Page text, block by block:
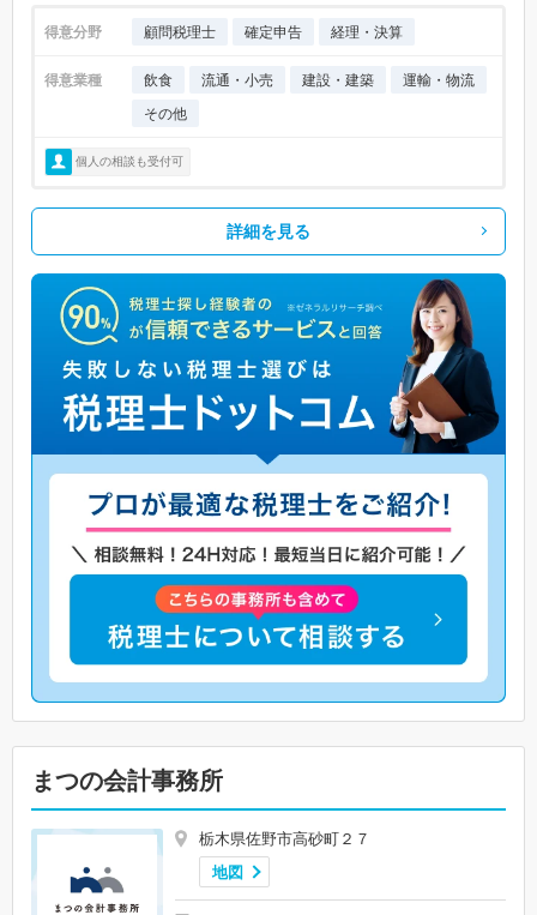
得意分野 顧問税理士 確定申告 経理・決算
得意業種 飲食 流通・小売 建設・建築
運輸・物流
その他
個人の相談も受付可
詳細を見る
まつの会計事務所
栃木県佐野市高砂町２７
地図